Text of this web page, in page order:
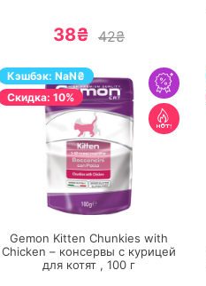
38₴ 42₴
Кэшбэк: NaN₴
Cкидка: 10%
ПЕРЕЙТИ
Gemon Kitten Chunkies with
Chicken – консервы с курицей
для котят , 100 г